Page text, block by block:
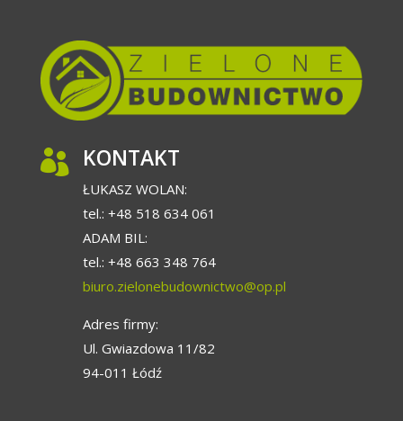
ŁĄKI KWIETNE
alternatywa dla zwykłego trawnika
OGRODY PERMAKULTUROWE
Projektujemy ogrody permakulturowe, czyli takie, o
których pielęgnację dba sama „Matka Natura”.
 KONTAKT
ŁUKASZ WOLAN:
tel.: +48 518 634 061
ADAM BIL:
tel.: +48 663 348 764
biuro.zielonebudownictwo@op.pl
Adres firmy:
Ul. Gwiazdowa 11/82
94-011 Łódź